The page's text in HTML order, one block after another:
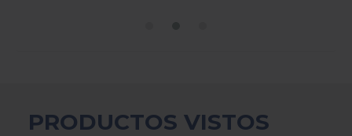
PRODUCTOS VISTOS